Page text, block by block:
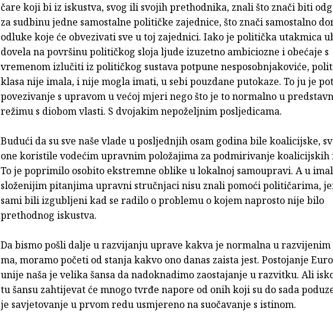
čare koji bi iz iskustva, svog ili svojih prethodnika, znali što znači biti
za sudbinu jedne samostalne političke zajednice, što znači samostalno
odluke koje će obvezivati sve u toj zajednici. Iako je politička utakmica
dovela na površinu političkog sloja ljude izuzetno ambiciozne i obećaje s
vremenom izlučiti iz političkog sustava potpune nesposobnjakoviće,
klasa nije imala, i nije mogla imati, u sebi pouzdane putokaze. To ju je
povezivanje s upravom u većoj mjeri nego što je to normalno u
režimu s diobom vlasti. S dvojakim nepoželjnim posljedicama.
Budući da su sve naše vlade u posljednjih osam godina bile koalicijske,
one koristile vodećim upravnim položajima za podmirivanje koalicijskih
To je poprimilo osobito ekstremne oblike u lokalnoj samoupravi. A u
složenijim pitanjima upravni stručnjaci nisu znali pomoći političarima,
sami bili izgubljeni kad se radilo o problemu o kojem naprosto nije bilo
prethodnog iskustva.
Da bismo pošli dalje u razvijanju uprave kakva je normalna u
ma, moramo početi od stanja kakvo ono danas zaista jest. Postojanje
unije naša je velika šansa da nadoknadimo zaostajanje u razvitku. Ali
tu šansu zahtijevat će mnogo tvrđe napore od onih koji su do sada
je savje­tovanje u prvom redu usmjereno na suočavanje s istinom.